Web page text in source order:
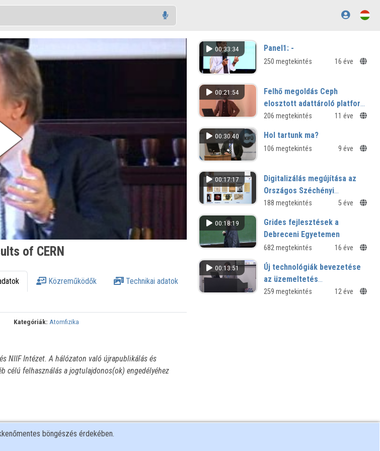
of CERN
Közreműködők Technikai adatok
Kategóriák: Atomfizika
NIIF Intézet. A hálózaton való újrapublikálás és
célú felhasználás a jogtulajdonos(ok) engedélyéhez
00:33:34 Panel1: -
250 megtekintés 16 éve
00:21:54
Felhő megoldás Ceph
elosztott adattároló platform
felett
206 megtekintés 11 éve
00:30:40 Hol tartunk ma?
106 megtekintés 9 éve
00:17:17
Digitalizálás megújítása az
Országos Széchényi
Könyvtárban
188 megtekintés 5 éve
00:18:19
Grides fejlesztések a
Debreceni Egyetemen
682 megtekintés 16 éve
00:13:51
Új technológiák bevezetése
az üzemeltetés
szemszögéből
259 megtekintés 12 éve
böngészés érdekében.